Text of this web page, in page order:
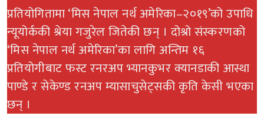
प्रतियोगितामा ‘मिस नेपाल नर्थ अमेरिका–२०१९’को उपाधि
न्यूयोर्ककी श्रेया गजुरेल जितेकी छन् । दोश्रो संस्करणको
‘मिस नेपाल नर्थ अमेरिका’का लागि अन्तिम १६
प्रतियोगीबाट फस्ट रनरअप भ्यानकुभर क्यानडाकी आस्था
पाण्डे र सेकेण्ड रनअप म्यासाचुसेट्सकी कृति केसी भएका
छन् ।